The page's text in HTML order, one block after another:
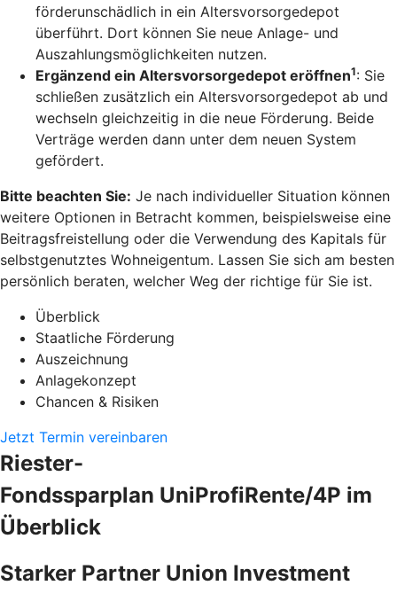
förderunschädlich in ein Altersvorsorgedepot
überführt. Dort können Sie neue Anlage- und
Auszahlungsmöglichkeiten nutzen.
Ergänzend ein Altersvorsorgedepot eröffnen1: Sie
schließen zusätzlich ein Altersvorsorgedepot ab und
wechseln gleichzeitig in die neue Förderung. Beide
Verträge werden dann unter dem neuen System
gefördert.
Bitte beachten Sie: Je nach individueller Situation können
weitere Optionen in Betracht kommen, beispielsweise eine
Beitragsfreistellung oder die Verwendung des Kapitals für
selbstgenutztes Wohneigentum. Lassen Sie sich am besten
persönlich beraten, welcher Weg der richtige für Sie ist.
Überblick
Staatliche Förderung
Auszeichnung
Anlagekonzept
Chancen & Risiken
Jetzt Termin vereinbaren
Riester-
Fondssparplan UniProfiRente/4P im
Überblick
Starker Partner Union Investment